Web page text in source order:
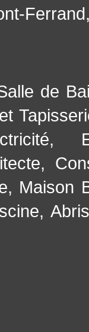
Ferrand
de
,
,
, Maison